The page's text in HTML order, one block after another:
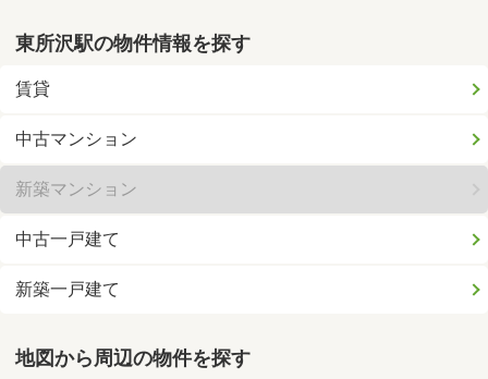
東所沢駅の物件情報を探す
賃貸
中古マンション
新築マンション
中古一戸建て
新築一戸建て
地図から周辺の物件を探す